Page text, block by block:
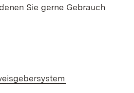
Sie gerne Gebrauch